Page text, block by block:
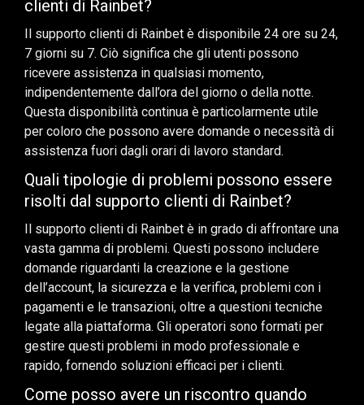
clienti di Rainbet?
Il supporto clienti di Rainbet è disponibile 24 ore su 24,
7 giorni su 7. Ciò significa che gli utenti possono
ricevere assistenza in qualsiasi momento,
indipendentemente dall’ora del giorno o della notte.
Questa disponibilità continua è particolarmente utile
per coloro che possono avere domande o necessità di
assistenza fuori dagli orari di lavoro standard.
Quali tipologie di problemi possono essere
risolti dal supporto clienti di Rainbet?
Il supporto clienti di Rainbet è in grado di affrontare una
vasta gamma di problemi. Questi possono includere
domande riguardanti la creazione e la gestione
dell’account, la sicurezza e la verifica, problemi con i
pagamenti e le transazioni, oltre a questioni tecniche
legate alla piattaforma. Gli operatori sono formati per
gestire questi problemi in modo professionale e
rapido, fornendo soluzioni efficaci per i clienti.
Come posso avere un riscontro quando